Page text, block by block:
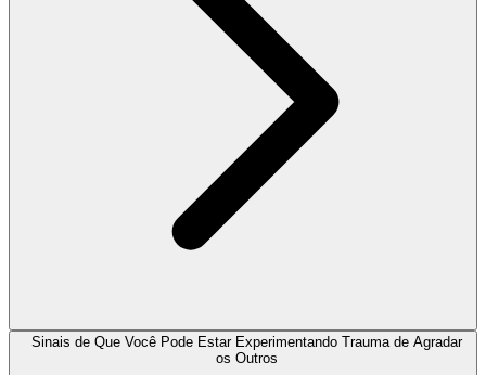
Sinais de Que Você Pode Estar Experimentando Trauma de Agradar
os Outros